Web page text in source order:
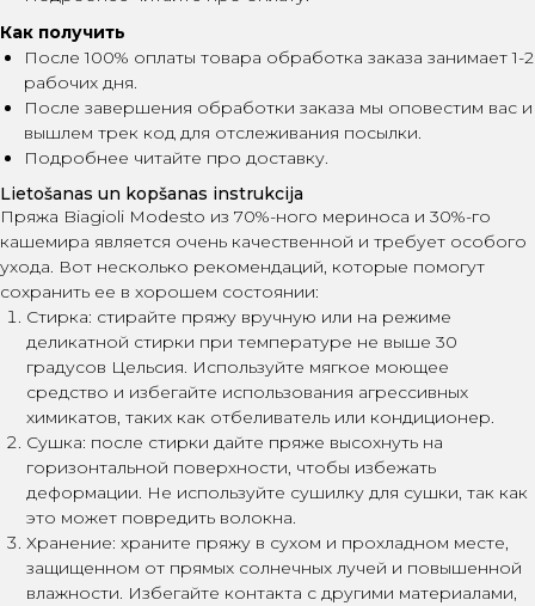
Как получить
После 100% оплаты товара обработка заказа занимает 1-2
рабочих дня.
После завершения обработки заказа мы оповестим вас и
вышлем трек код для отслеживания посылки.
Подробнее читайте про доставку.
Lietošanas un kopšanas instrukcija
Пряжа Biagioli Modesto из 70%-ного мериноса и 30%-го
кашемира является очень качественной и требует особого
ухода. Вот несколько рекомендаций, которые помогут
сохранить ее в хорошем состоянии:
Стирка: стирайте пряжу вручную или на режиме
деликатной стирки при температуре не выше 30
градусов Цельсия. Используйте мягкое моющее
средство и избегайте использования агрессивных
химикатов, таких как отбеливатель или кондиционер.
Сушка: после стирки дайте пряже высохнуть на
горизонтальной поверхности, чтобы избежать
деформации. Не используйте сушилку для сушки, так как
это может повредить волокна.
Хранение: храните пряжу в сухом и прохладном месте,
защищенном от прямых солнечных лучей и повышенной
влажности. Избегайте контакта с другими материалами,